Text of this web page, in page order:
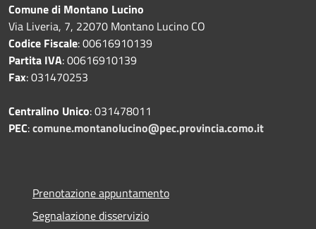
Comune di Montano Lucino
Via Liveria, 7, 22070 Montano Lucino CO
Codice Fiscale: 00616910139
Partita IVA: 00616910139
Fax: 031470253
Centralino Unico: 031478011
PEC:comune.montanolucino@pec.provincia.como.it
Prenotazione appuntamento
Segnalazione disservizio